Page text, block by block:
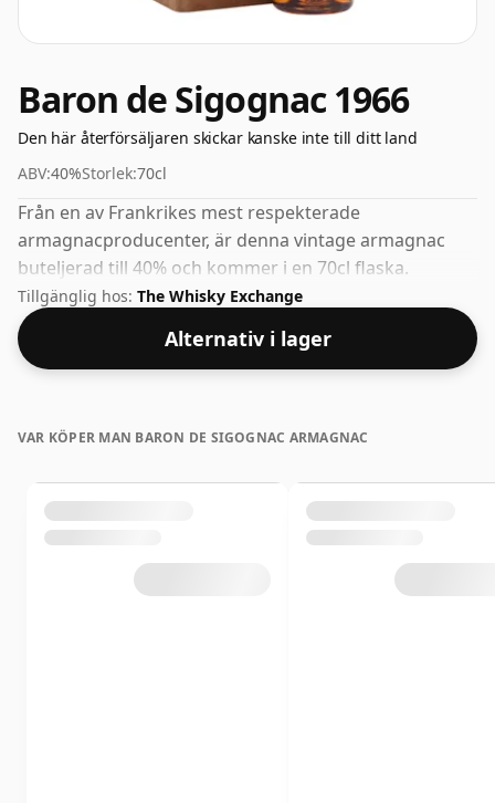
Baron de Sigognac 1966
Den här återförsäljaren skickar kanske inte till ditt land
ABV:40%Storlek:70cl
Från en av Frankrikes mest respekterade
armagnacproducenter, är denna vintage armagnac
buteljerad till 40% och kommer i en 70cl flaska.
Tillgänglig hos: The Whisky Exchange
Alternativ i lager
VAR KÖPER MAN BARON DE SIGOGNAC ARMAGNAC